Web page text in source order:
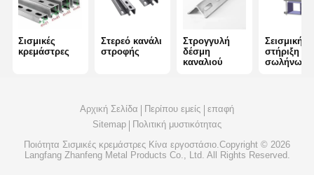
Σιδηροδρομικές θήκες ηλιακών συλλεκτών
Συσκευές ηλιακής τοποθέτησης
Σισμικές
κρεμάστρες
Στερεό κανάλι
στροφής
Στρογγυλή
δέσμη
καναλιού
Σεισμική
στήριξη
σωλήνων
Αρχική Σελίδα Περίπου εμείς
επαφή
Sitemap
Πολιτική μυστικότητας
Ποιότητα Σισμικές κρεμάστρες Κίνα εργοστάσιο.Copyright © 2026
Langfang Zhanfeng Metal Products Co., Ltd. All Rights Reserved.